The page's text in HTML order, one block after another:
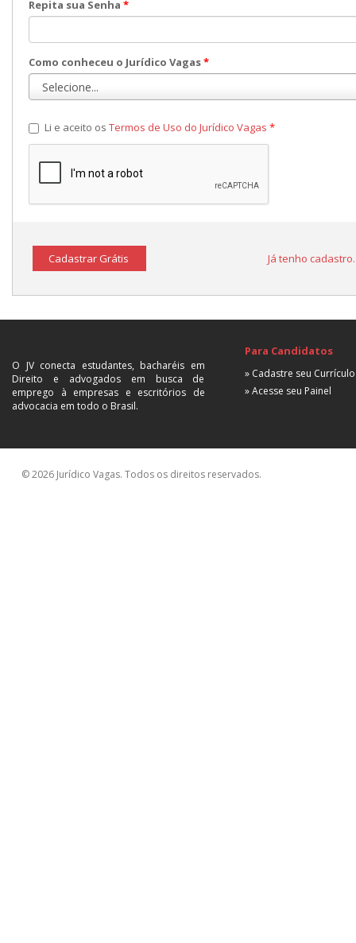
Repita sua Senha *
Como conheceu o Jurídico Vagas*
Li e aceito os Termos de Uso do Jurídico Vagas *
Cadastrar Grátis Já tenho
O JV conecta estudantes, bacharéis em
Direito e advogados em busca de
emprego à empresas e escritórios de
advocacia em todo o Brasil.
Para Candidatos
» Cadastre seu Currículo
» Acesse seu Painel
© 2026 Jurídico Vagas. Todos os direitos reservados.